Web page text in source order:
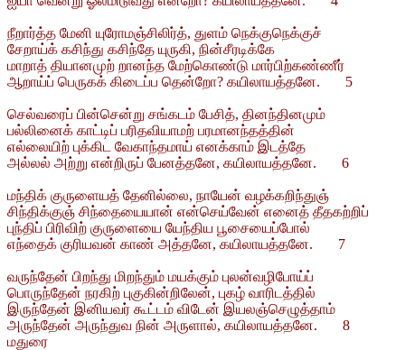
நீறார்த்த மேனி யுரோமஞ்சிலிர்த், துளம் நெக்குநெக்குச்
சேறாய்க் கசிந்து கசிந்தே யுருகி, நின்சீரடிக்கே
மாறாத் தியானமுற் றானந்த மேற்கொண்டு மார்பிற்கண்ணீர்
ஆறாய்ப் பெருகக் கிடைப்ப தென்றோ? கயிலாயத்தனே. 5
செல்வரைப் பின்சென்று சங்கடம் பேசித், தினந்தினமும்
பல்லினைக் காட்டிப் பரிதவியாமற் பரமானந்தத்தின்
எல்லையிற் புக்கிட வேகாந்தமாய் எனக்காம் இடத்தே
அல்லல் அற்று என்றிருப் பேனத்தனே, கயிலாயத்தனே. 6
மந்திக் குருளையத் தேனில்லை, நாயேன் வழக்கறிந்துஞ்
சிந்திக்குஞ் சிந்தையையான் என்செய்வேன் எனைத் தீதகற்றிப்
புந்திப் பிரிவிற் குருளையை யேந்திய பூசையைப்போல்
எந்தைக் குரியவன் காண் அத்தனே, கயிலாயத்தனே. 7
வருந்தேன் பிறந்து மிறந்தும் மயக்கும் புலன்வழிபோய்ப்
பொருந்தேன் நரகிற் புகுகின்றிலேன், புகழ் வாரிடத்தில்
இருந்தேன் இனியவர் கூட்டம் விடேன் இயலஞ்செழுத்தாம்
அருந்தேன் அருந்துவ நின் அருளால், கயிலாயத்தனே. 8
மதுரை